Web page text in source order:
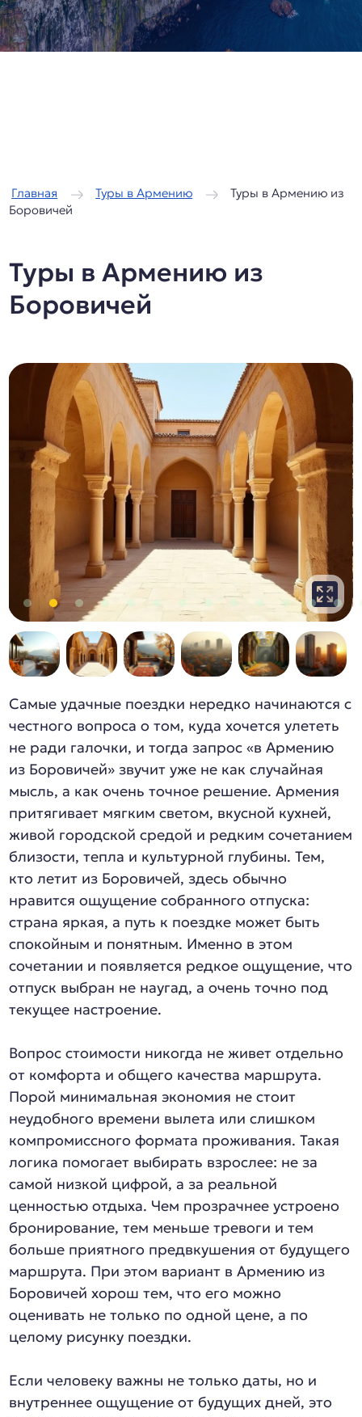
Главная / Туры в Армению /
Туры в Армению из
Боровичей
Туры в Армению из
Боровичей
Самые удачные поездки нередко начинаются с
честного вопроса о том, куда хочется улететь
не ради галочки, и тогда запрос «в Армению
из Боровичей» звучит уже не как случайная
мысль, а как очень точное решение. Армения
притягивает мягким светом, вкусной кухней,
живой городской средой и редким сочетанием
близости, тепла и культурной глубины. Тем,
кто летит из Боровичей, здесь обычно
нравится ощущение собранного отпуска:
страна яркая, а путь к поездке может быть
спокойным и понятным. Именно в этом
сочетании и появляется редкое ощущение, что
отпуск выбран не наугад, а очень точно под
текущее настроение.
Вопрос стоимости никогда не живет отдельно
от комфорта и общего качества маршрута.
Порой минимальная экономия не стоит
неудобного времени вылета или слишком
компромиссного формата проживания. Такая
логика помогает выбирать взрослее: не за
самой низкой цифрой, а за реальной
ценностью отдыха. Чем прозрачнее устроено
бронирование, тем меньше тревоги и тем
больше приятного предвкушения от будущего
маршрута. При этом вариант в Армению из
Боровичей хорош тем, что его можно
оценивать не только по одной цене, а по
целому рисунку поездки.
Если человеку важны не только даты, но и
внутреннее ощущение от будущих дней, это